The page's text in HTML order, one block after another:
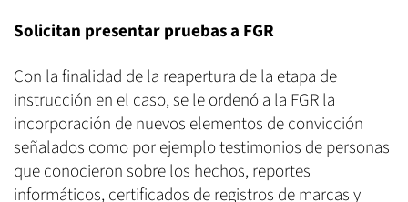
Solicitan presentar pruebas a FGR
Con la finalidad de la reapertura de la etapa de
instrucción en el caso, se le ordenó a la FGR la
incorporación de nuevos elementos de convicción
señalados como por ejemplo testimonios de personas
que conocieron sobre los hechos, reportes
informáticos, certificados de registros de marcas y